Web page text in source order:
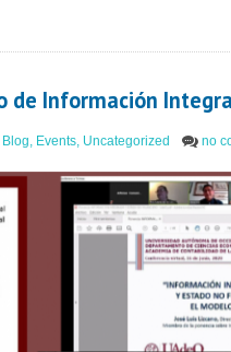
de Información
Blog, Events, Uncategorized no